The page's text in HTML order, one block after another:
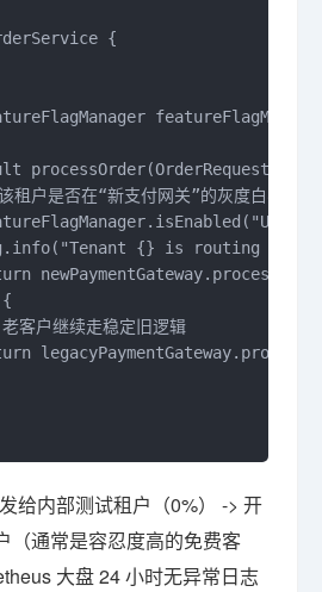
{
否在“新支付网关”的灰度白名单中
{} is routing to V2
走稳定旧逻辑
给内部测试租户（0%） -> 开
（通常是容忍度高的免费客
大盘 24 小时无异常日志